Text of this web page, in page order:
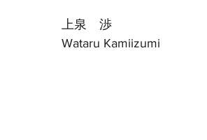
上泉　渉
Wataru Kamiizumi